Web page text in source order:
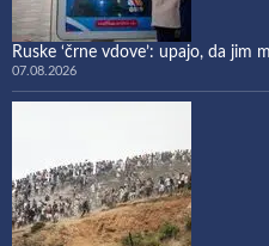
Ruske ‘črne vdove’: upajo, da jim
07.08.2026